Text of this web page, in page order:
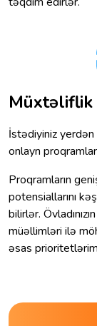
İstədiyiniz
onlayn
Proqramların
potensiallarını
bilirlər.
müəllimləri ilə
əsas